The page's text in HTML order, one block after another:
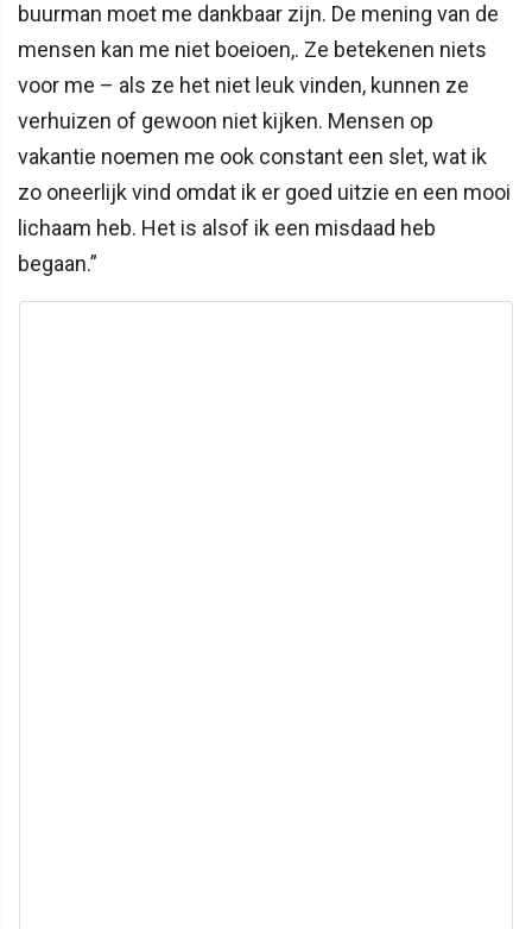
buurman moet me dankbaar zijn. De mening van de
mensen kan me niet boeioen,. Ze betekenen niets
voor me – als ze het niet leuk vinden, kunnen ze
verhuizen of gewoon niet kijken. Mensen op
vakantie noemen me ook constant een slet, wat ik
zo oneerlijk vind omdat ik er goed uitzie en een mooi
lichaam heb. Het is alsof ik een misdaad heb
begaan.”